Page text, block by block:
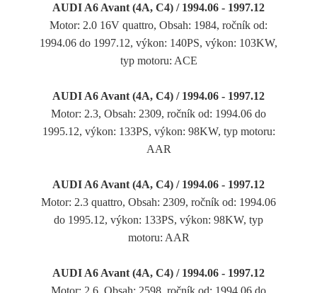
AUDI A6 Avant (4A, C4) / 1994.06 - 1997.12
Motor: 2.0 16V quattro, Obsah: 1984, ročník od:
1994.06 do 1997.12, výkon: 140PS, výkon: 103KW,
typ motoru: ACE
AUDI A6 Avant (4A, C4) / 1994.06 - 1997.12
Motor: 2.3, Obsah: 2309, ročník od: 1994.06 do
1995.12, výkon: 133PS, výkon: 98KW, typ motoru:
AAR
AUDI A6 Avant (4A, C4) / 1994.06 - 1997.12
Motor: 2.3 quattro, Obsah: 2309, ročník od: 1994.06
do 1995.12, výkon: 133PS, výkon: 98KW, typ
motoru: AAR
AUDI A6 Avant (4A, C4) / 1994.06 - 1997.12
Motor: 2.6, Obsah: 2598, ročník od: 1994.06 do